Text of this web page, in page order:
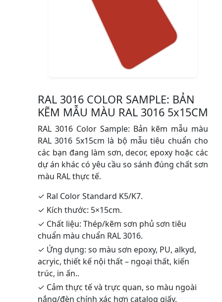
RAL 3016 COLOR SAMPLE: BẢN
KẼM MẪU MÀU RAL 3016 5x15CM
RAL 3016 Color Sample: Bản kẽm mẫu màu
RAL 3016 5x15cm là bộ mẫu tiêu chuẩn cho
các bạn đang làm sơn, decor, epoxy hoặc các
dự án khác có yêu cầu so sánh đúng chất sơn
màu RAL thực tế.
✓ Ral Color Standard K5/K7.
✓ Kích thước: 5×15cm.
✓ Chất liệu: Thép/kẽm sơn phủ sơn tiêu
chuẩn màu chuẩn RAL 3016.
✓ Ứng dụng: so màu sơn epoxy, PU, alkyd,
acryic, thiết kế nội thất – ngoại thất, kiến
trúc, in ấn..
✓ Cảm thực tế và trực quan, so màu ngoài
nắng/đèn chính xác hơn catalog giấy.